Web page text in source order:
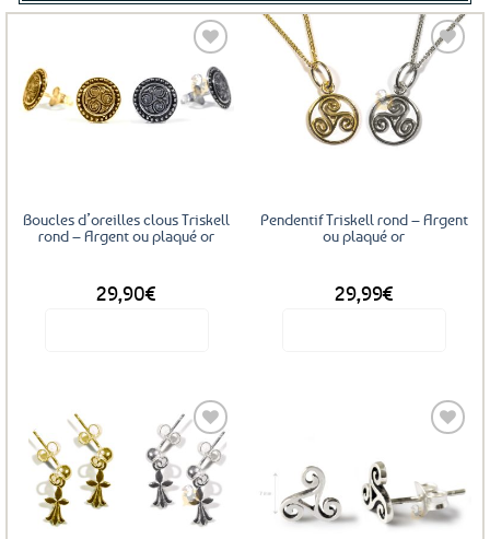
Ajouter
Boucles d’oreilles clous Triskell
rond – Argent ou plaqué or
29,90€
plusieurs
variations.
options
peuvent
Pendentif Triskell rond – Argent
ou plaqué or
29,99€
Les
options
peuvent
Ajouter
aux
favoris
Ajouter
aux
favoris